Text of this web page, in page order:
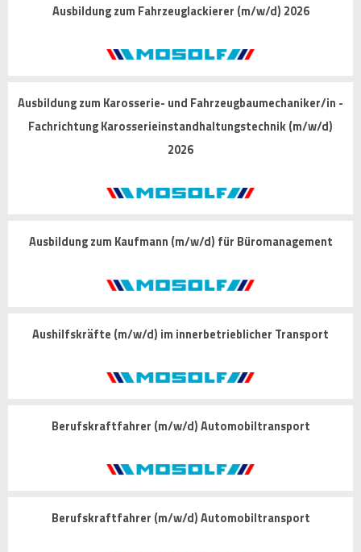
Ausbildung zum Fahrzeuglackierer (m/w/d) 2026
Ausbildung zum Karosserie- und Fahrzeugbaumechaniker/in -
Fachrichtung Karosserieinstandhaltungstechnik (m/w/d)
2026
Ausbildung zum Kaufmann (m/w/d) für Büromanagement
Aushilfskräfte (m/w/d) im innerbetrieblicher Transport
Berufskraftfahrer (m/w/d) Automobiltransport
Berufskraftfahrer (m/w/d) Automobiltransport